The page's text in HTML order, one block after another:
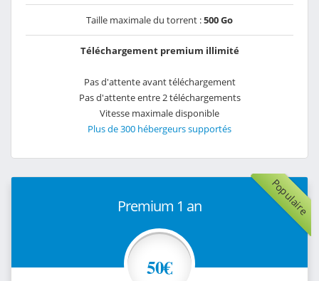
Taille maximale du torrent :500 Go
Téléchargement premium illimité
Pas d'attente avant téléchargement
Pas d'attente entre 2 téléchargements
Vitesse maximale disponible
Plus de 300 hébergeurs supportés
Populaire
Premium 1 an
50€